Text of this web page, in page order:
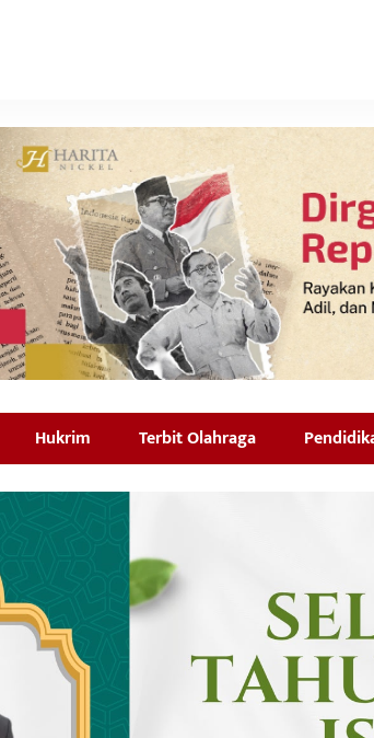
Hukrim Terbit Olahraga